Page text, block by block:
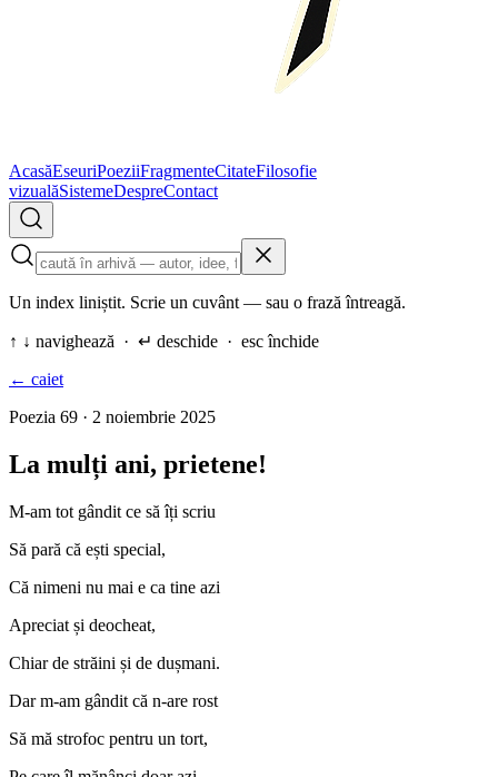
AcasăEseuriPoeziiFragmenteCitateFilosofie
vizualăSistemeDespreContact
Un index liniștit. Scrie un cuvânt — sau o frază întreagă.
↑ ↓ navighează · ↵ deschide · esc închide
← caiet
Poezia 69 · 2 noiembrie 2025
La mulți ani, prietene!
M-am tot gândit ce să îți scriu
Să pară că ești special,
Că nimeni nu mai e ca tine azi
Apreciat și deocheat,
Chiar de străini și de dușmani.
Dar m-am gândit că n-are rost
Să mă strofoc pentru un tort,